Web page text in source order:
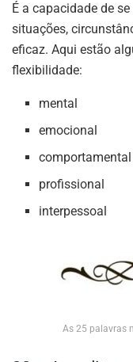
É a capacidade de
situações,
eficaz. Aqui estão
flexibilidade:
mental
emocional
comportamental
profissional
interpessoal
As 25 palavras